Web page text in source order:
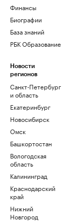
Финансы
Биографии
База знаний
РБК Образование
Новости
регионов
Санкт-Петербург
и область
Екатеринбург
Новосибирск
Омск
Башкортостан
Вологодская
область
Калининград
Краснодарский
край
Нижний
Новгород